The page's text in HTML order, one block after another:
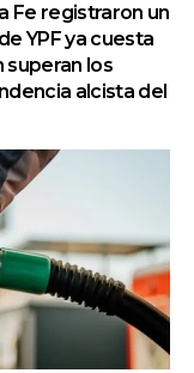
Fe registraron un
YPF ya cuesta
superan los
alcista del